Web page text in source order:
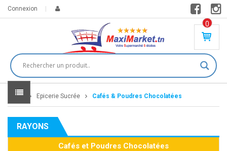
Connexion
0
PR
DU
IT(
S)
DT
Home Epicerie Sucrée Cafés & Poudres Chocolatées
RAYONS
Cafés et Poudres Chocolatées